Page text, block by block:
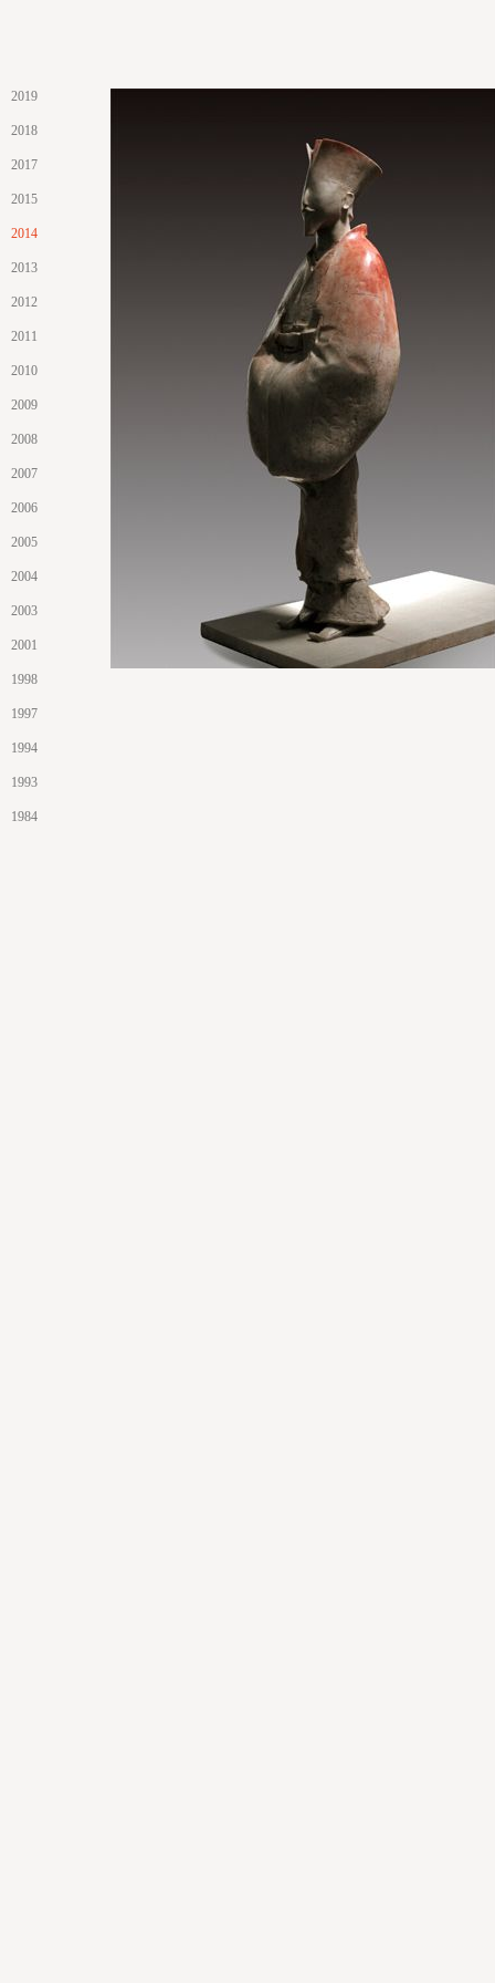
2019
2018
2017
2015
2014
2013
2012
2011
2010
2009
2008
2007
2006
2005
2004
2003
2001
1998
1997
1994
1993
1984